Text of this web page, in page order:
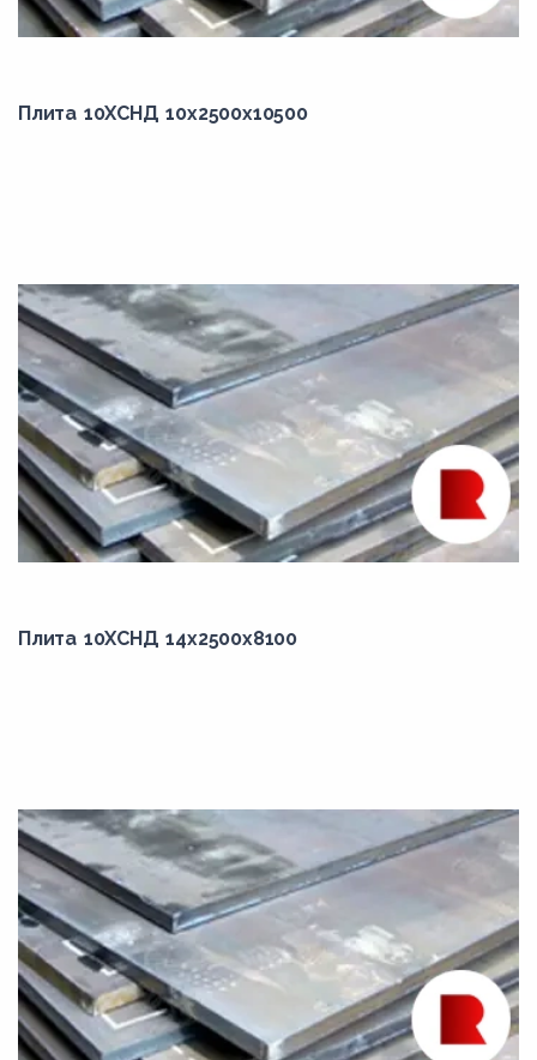
1936,00
2000,00
2055,00
2100,00
2150,00
2170,00
2183,00
2200,00
2210,00
2216,00
2250,00
2260,00
2300,00
2350,00
2400,00
2430,00
2500,00
Плита 10ХСНД 10x2500x10500
Плита 10ХСНД 14x2500x8100